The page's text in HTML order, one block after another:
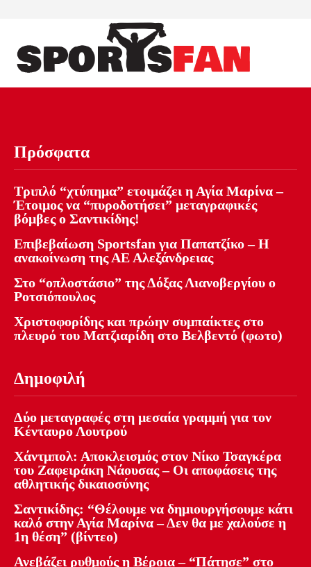
Πρόσφατα
Τριπλό “χτύπημα” ετοιμάζει η Αγία Μαρίνα –
Έτοιμος να “πυροδοτήσει” μεταγραφικές
βόμβες ο Σαντικίδης!
Επιβεβαίωση Sportsfan για Παπατζίκο – Η
ανακοίνωση της ΑΕ Αλεξάνδρειας
Στο “οπλοστάσιο” της Δόξας Λιανοβεργίου ο
Ροτσιόπουλος
Χριστοφορίδης και πρώην συμπαίκτες στο
πλευρό του Ματζιαρίδη στο Βελβεντό (φωτο)
Δημοφιλή
Δύο μεταγραφές στη μεσαία γραμμή για τον
Κένταυρο Λουτρού
Χάντμπολ: Αποκλεισμός στον Νίκο Τσαγκέρα
του Ζαφειράκη Νάουσας – Οι αποφάσεις της
αθλητικής δικαιοσύνης
Σαντικίδης: “Θέλουμε να δημιουργήσουμε κάτι
καλό στην Αγία Μαρίνα – Δεν θα με χαλούσε η
1η θέση” (βίντεο)
Ανεβάζει ρυθμούς η Βέροια – “Πάτησε” στο